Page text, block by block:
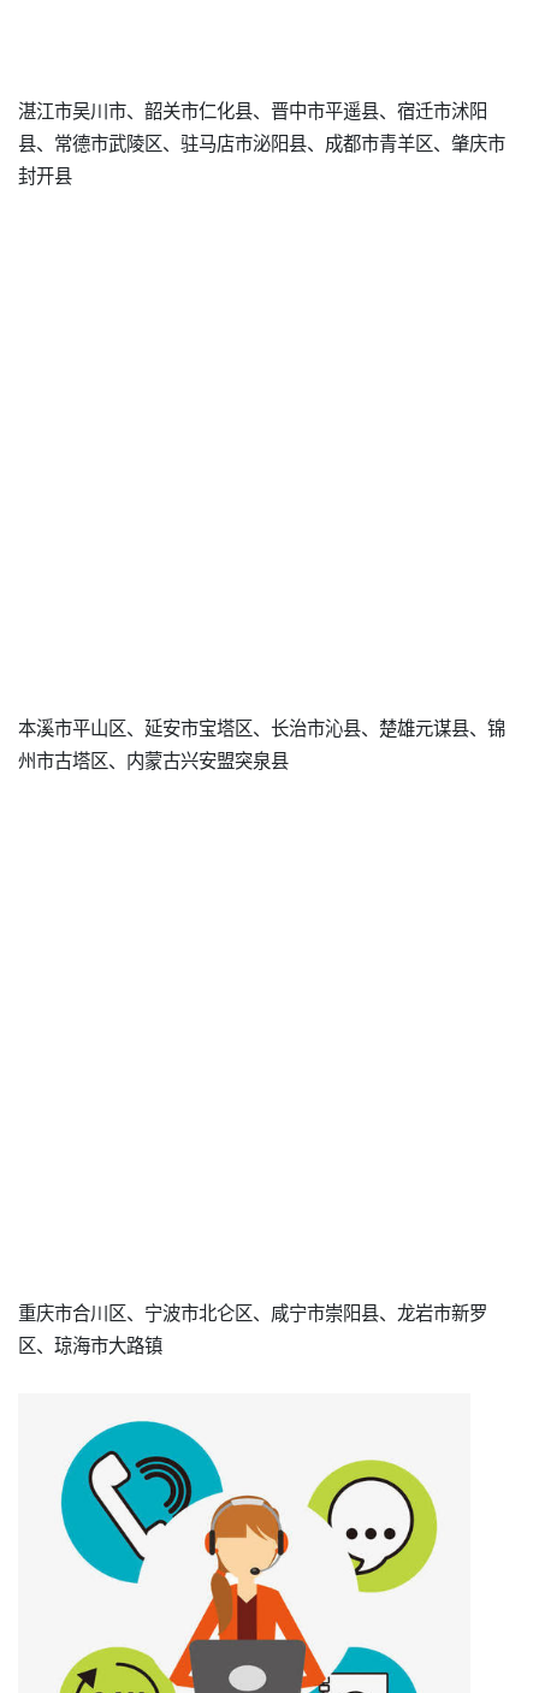
湛江市吴川市、韶关市仁化县、晋中市平遥县、宿迁市沭阳
县、常德市武陵区、驻马店市泌阳县、成都市青羊区、肇庆市
封开县
本溪市平山区、延安市宝塔区、长治市沁县、楚雄元谋县、锦
州市古塔区、内蒙古兴安盟突泉县
重庆市合川区、宁波市北仑区、咸宁市崇阳县、龙岩市新罗
区、琼海市大路镇